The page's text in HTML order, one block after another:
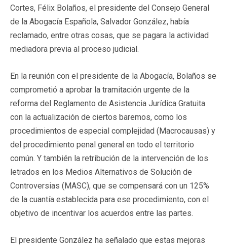
Cortes, Félix Bolaños, el presidente del Consejo General
de la Abogacía Española, Salvador González, había
reclamado, entre otras cosas, que se pagara la actividad
mediadora previa al proceso judicial.
En la reunión con el presidente de la Abogacía, Bolaños se
comprometió a aprobar la tramitación urgente de la
reforma del Reglamento de Asistencia Jurídica Gratuita
con la actualización de ciertos baremos, como los
procedimientos de especial complejidad (Macrocausas) y
del procedimiento penal general en todo el territorio
común. Y también la retribución de la intervención de los
letrados en los Medios Alternativos de Solución de
Controversias (MASC), que se compensará con un 125%
de la cuantía establecida para ese procedimiento, con el
objetivo de incentivar los acuerdos entre las partes.
El presidente González ha señalado que estas mejoras